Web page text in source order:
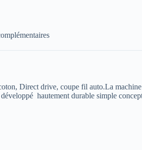
Direct drive, coupe fil auto.La machine
hautement durable simple